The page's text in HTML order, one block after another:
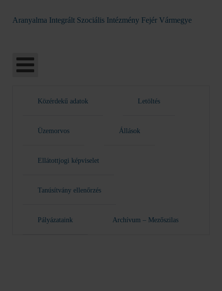
Aranyalma Integrált Szociális Intézmény Fejér Vármegye
Közérdekű adatok Letöltés
Üzemorvos Állások
Ellátottjogi képviselet
Tanúsítvány ellenőrzés
Pályázataink Archívum – Mezőszilas